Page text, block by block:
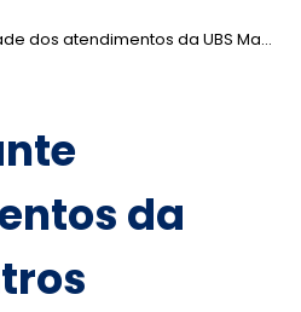
da UBS Marcelo Cândia em outros endereços
da